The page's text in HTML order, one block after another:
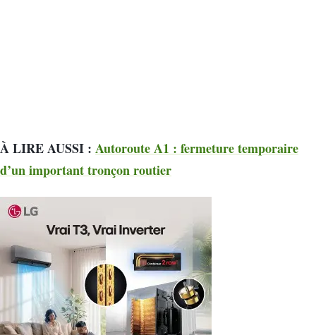
À LIRE AUSSI : Autoroute A1 : fermeture temporaire
d’un important tronçon routier